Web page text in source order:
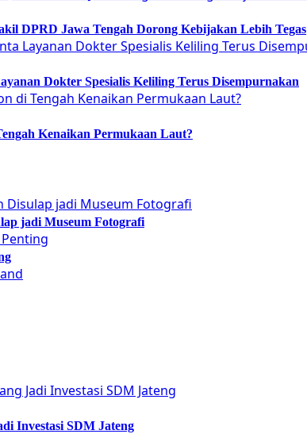
DPRD Jawa Tengah Dorong Kebijakan Lebih Tegas
Dokter Spesialis Keliling Terus Disempurnakan
Kenaikan Permukaan Laut?
jadi Museum Fotografi
Investasi SDM Jateng